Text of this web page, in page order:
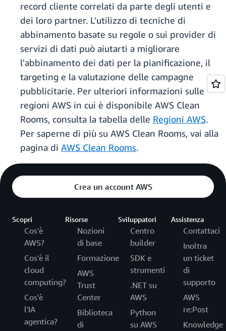
record cliente correlati da parte degli utenti e
dei loro partner. L'utilizzo di tecniche di
abbinamento basate su regole o sui provider di
servizi di dati può aiutarti a migliorare
l'abbinamento dei dati per la pianificazione, il
targeting e la valutazione delle campagne
pubblicitarie. Per ulteriori informazioni sulle
regioni AWS in cui è disponibile AWS Clean
Rooms, consulta la tabella delle Regioni AWS.
Per saperne di più su AWS Clean Rooms, vai alla
pagina di AWS Clean Rooms.
Crea un account AWS
Scopri
Cos'è
AWS?
Cos'è il
cloud
computing?
Cos'è
l'IA
agentica?
Risorse
Nozioni
di base
Formazione
AWS
Trust
Center
Biblioteca
di
Sviluppatori
Centro
builder
SDK e
strumenti
.NET su
AWS
Python
su AWS
Assistenza
Contattaci
Inoltra
un ticket
di
supporto
AWS
re:Post
Knowledge